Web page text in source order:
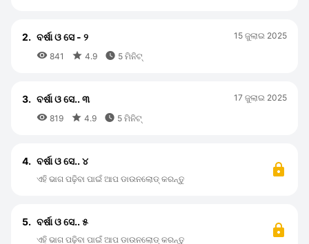
2. ବର୍ଷା ଓ ସେ - ୨
 841  4.9  5 ମିନିଟ୍
15 ଜୁଲାଇ 2025
3. ବର୍ଷା ଓ ସେ.. ୩
 819  4.9  5 ମିନିଟ୍
17 ଜୁଲାଇ 2025
4. ବର୍ଷା ଓ ସେ.. ୪
ଏହି ଭାଗ ପଢ଼ିବା ପାଇଁ ଆପ ଡାଉନଲୋଡ୍ କରନ୍ତୁ
5. ବର୍ଷା ଓ ସେ.. ୫
ଏହି ଭାଗ ପଢ଼ିବା ପାଇଁ ଆପ ଡାଉନଲୋଡ୍ କରନ୍ତୁ